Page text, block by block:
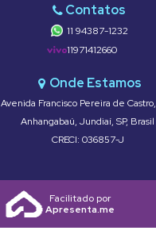
11 94387-1232
11971412660
Avenida Francisco Pereira de Castro,
Anhangabaú, Jundiaí, SP, Brasil
CRECI: 036857-J